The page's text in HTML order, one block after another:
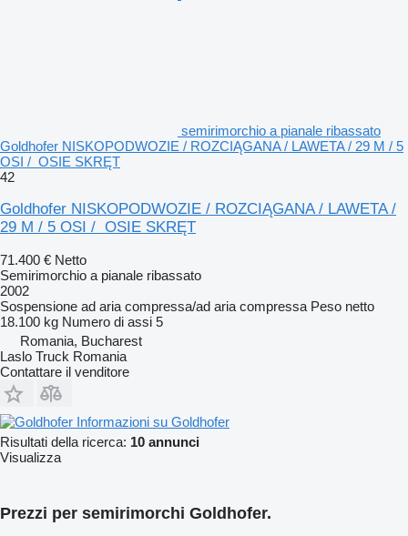
semirimorchio a pianale ribassato
Goldhofer NISKOPODWOZIE / ROZCIĄGANA / LAWETA / 29 M / 5
OSI / OSIE SKRĘT
42
Goldhofer NISKOPODWOZIE / ROZCIĄGANA / LAWETA /
29 M / 5 OSI / OSIE SKRĘT
71.400 € Netto
Semirimorchio a pianale ribassato
2002
Sospensione ad aria compressa/ad aria compressa Peso netto
18.100 kg Numero di assi 5
Romania, Bucharest
Laslo Truck Romania
Contattare il venditore
Informazioni su Goldhofer
Risultati della ricerca: 10 annunci
Visualizza
Prezzi per semirimorchi Goldhofer.